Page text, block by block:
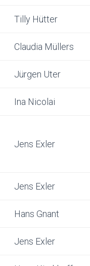
Tilly Hütter
Claudia Müllers
Jürgen Uter
Ina Nicolai
Jens Exler
Jens Exler
Hans Gnant
Jens Exler